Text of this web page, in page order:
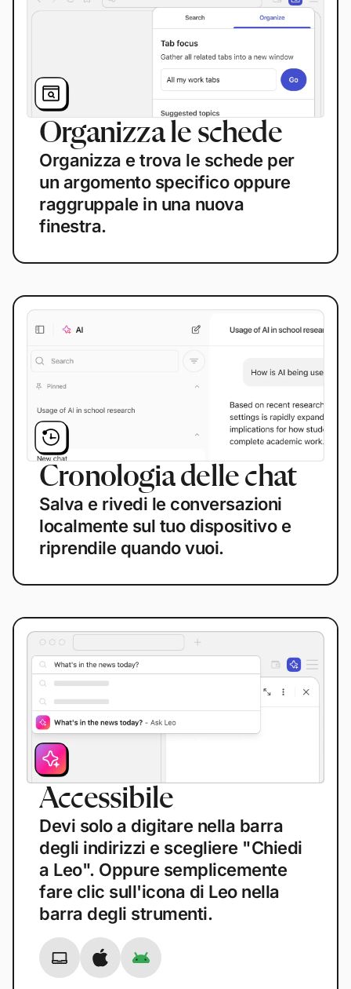
Organizza le schede
Organizza e trova le schede per
un argomento specifico oppure
raggruppale in una nuova
finestra.
Cronologia delle chat
Salva e rivedi le conversazioni
localmente sul tuo dispositivo e
riprendile quando vuoi.
Accessibile
Devi solo a digitare nella barra
degli indirizzi e scegliere "Chiedi
a Leo". Oppure semplicemente
fare clic sull'icona di Leo nella
barra degli strumenti.